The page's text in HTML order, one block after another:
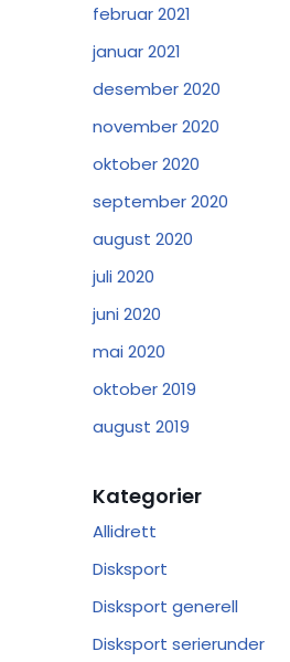
februar 2021
januar 2021
desember 2020
november 2020
oktober 2020
september 2020
august 2020
juli 2020
juni 2020
mai 2020
oktober 2019
august 2019
Kategorier
Allidrett
Disksport
Disksport generell
Disksport serierunder